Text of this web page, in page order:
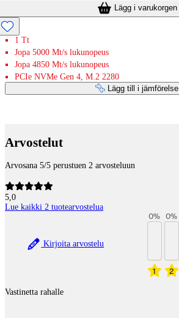
Lägg i varukorgen
1 Tt
Jopa 5000 Mt/s lukunopeus
Jopa 4850 Mt/s lukunopeus
PCIe NVMe Gen 4, M.2 2280
Lägg till i jämförelse
Arvostelut
Arvosana 5/5 perustuen 2 arvosteluun
5,0
Lue kaikki 2 tuotearvostelua
Kirjoita arvostelu
1
0%
2
0%
Vastinetta rahalle